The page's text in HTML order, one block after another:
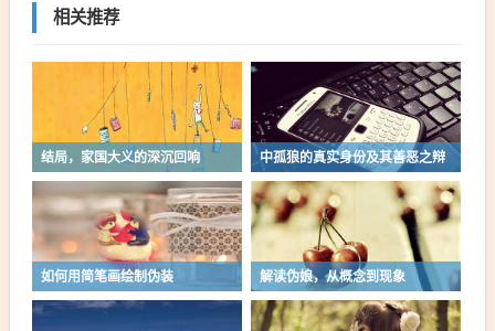
相关推荐
结局，家国大义的深沉回响 中孤狼的真实身份及其善恶之辩
如何用简笔画绘制伪装 解读伪娘，从概念到现象